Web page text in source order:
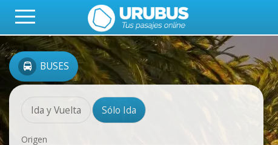
BUSES
Ida y Vuelta Sólo Ida
Origen